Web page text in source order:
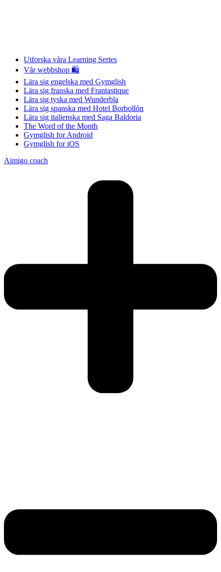
Utforska våra Learning Series
Vår webbshop 🛍
Lära sig engelska med Gymglish
Lära sig franska med Frantastique
Lära sig tyska med Wunderbla
Lära sig spanska med Hotel Borbollón
Lära sig italienska med Saga Baldoria
The Word of the Month
Gymglish for Android
Gymglish for iOS
Aimigo coach